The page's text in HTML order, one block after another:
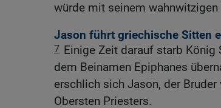
würde mit seinem wahnwitzigen
Jason führt griechische Sitten
7 Einige Zeit darauf starb
dem Beinamen Epiphanes
erschlich sich Jason, der
Obersten Priesters.